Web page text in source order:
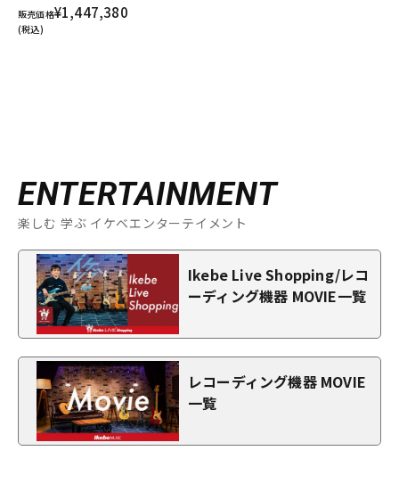
販売価格¥1,447,380
(税込)
ENTERTAINMENT
楽しむ 学ぶ イケベエンターテイメント
Ikebe Live Shopping/レコ
ーディング機器 MOVIE一覧
レコーディング機器 MOVIE
一覧